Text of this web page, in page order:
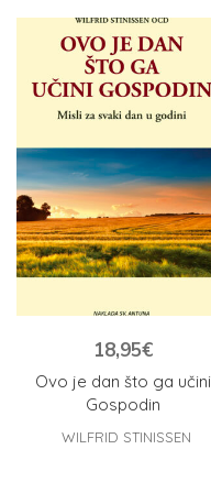
Ovo je dan što ga učini
Gospodin
18,95€
WILFRID STINISSEN